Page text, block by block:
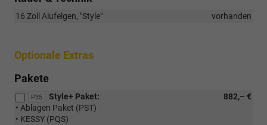
16 Zoll Alufelgen, "Style" vorhanden
Optionale Extras
Pakete
P35 882,– €
Style+ Paket:
• Ablagen Paket (PST)
• KESSY (PQS)